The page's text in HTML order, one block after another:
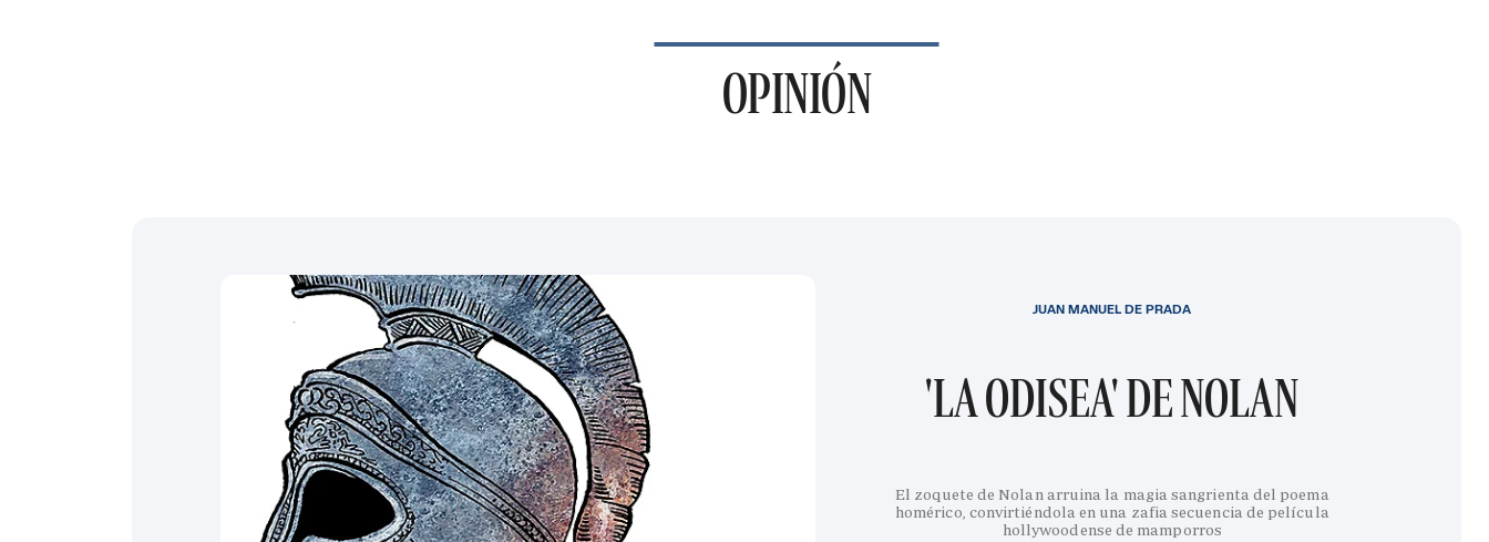
OPINIÓN
'LA ODISEA' DE NOLAN
El zoquete de Nolan arruina la magia sangrienta del poema
homérico, convirtiéndola en una zafia secuencia de película
hollywoodense de mamporros
JUAN MANUEL DE PRADA